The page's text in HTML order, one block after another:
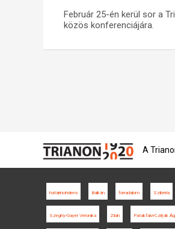
Február 25-én kerül sor a
közös konferenciájára.
A
határincindens Balkán forradalom Szibéria
Szeghy-Gayer Veronika Zilah Patakfalvi-Czirják